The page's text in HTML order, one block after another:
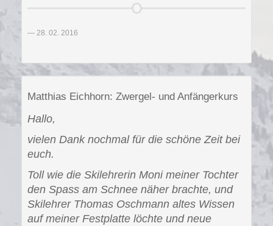
28. 02. 2016
Matthias Eichhorn: Zwergel- und Anfängerkurs
Hallo,
vielen Dank nochmal für die schöne Zeit bei
euch.
Toll wie die Skilehrerin Moni meiner Tochter
den Spass am Schnee näher brachte, und
Skilehrer Thomas Oschmann altes Wissen
auf meiner Festplatte löchte und neue